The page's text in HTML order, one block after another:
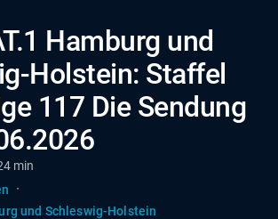
Hamburg und
Holstein: Staffel
117 Die Sendung
min
·
und Schleswig-Holstein